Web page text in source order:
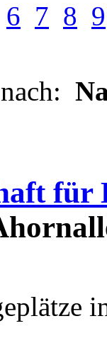
6 7 8 9
für